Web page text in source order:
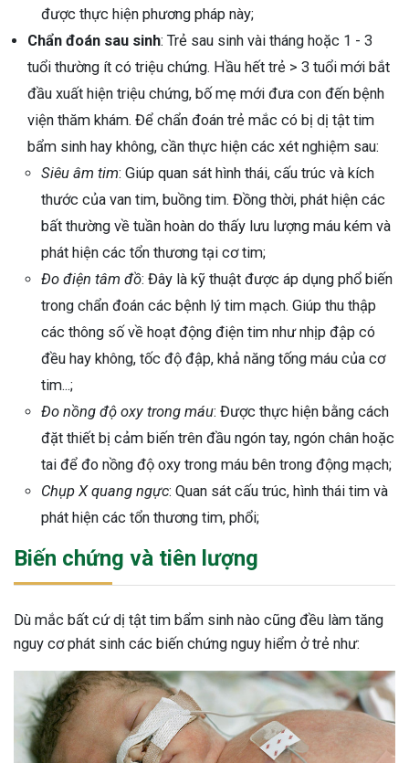
được thực hiện phương pháp này;
Chẩn đoán sau sinh: Trẻ sau sinh vài tháng hoặc 1 - 3
tuổi thường ít có triệu chứng. Hầu hết trẻ > 3 tuổi mới bắt
đầu xuất hiện triệu chứng, bố mẹ mới đưa con đến bệnh
viện thăm khám. Để chẩn đoán trẻ mắc có bị dị tật tim
bẩm sinh hay không, cần thực hiện các xét nghiệm sau:
Siêu âm tim: Giúp quan sát hình thái, cấu trúc và kích
thước của van tim, buồng tim. Đồng thời, phát hiện các
bất thường về tuần hoàn do thấy lưu lượng máu kém và
phát hiện các tổn thương tại cơ tim;
Đo điện tâm đồ: Đây là kỹ thuật được áp dụng phổ biến
trong chẩn đoán các bệnh lý tim mạch. Giúp thu thập
các thông số về hoạt động điện tim như nhịp đập có
đều hay không, tốc độ đập, khả năng tống máu của cơ
tim...;
Đo nồng độ oxy trong máu: Được thực hiện bằng cách
đặt thiết bị cảm biến trên đầu ngón tay, ngón chân hoặc
tai để đo nồng độ oxy trong máu bên trong động mạch;
Chụp X quang ngực: Quan sát cấu trúc, hình thái tim và
phát hiện các tổn thương tim, phổi;
Biến chứng và tiên lượng
Dù mắc bất cứ dị tật tim bẩm sinh nào cũng đều làm tăng
nguy cơ phát sinh các biến chứng nguy hiểm ở trẻ như: